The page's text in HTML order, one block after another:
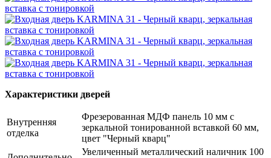
Характеристики дверей
Внутренняя
отделка
Фрезерованная МДФ панель 10 мм с
зеркальной тонированной вставкой 60 мм,
цвет "Черный кварц"
Увеличенный металлический наличник 100